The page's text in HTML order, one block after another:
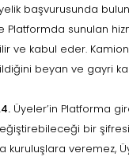
başvurusunda
Platformda sunulan
ve kabul eder.
beyan ve gayri
Üyeler’in Platforma
bir
kuruluşlara veremez,